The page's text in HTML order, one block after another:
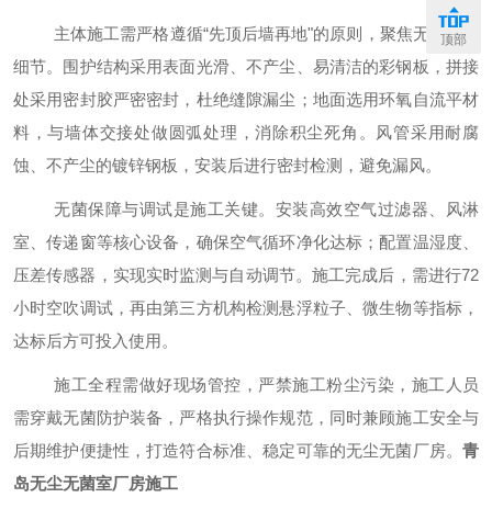
主体施工需严格遵循“先顶后墙再地"的原则，聚焦无菌防护
细节。围护结构采用表面光滑、不产尘、易清洁的彩钢板，拼接
处采用密封胶严密密封，杜绝缝隙漏尘；地面选用环氧自流平材
料，与墙体交接处做圆弧处理，消除积尘死角。风管采用耐腐
蚀、不产尘的镀锌钢板，安装后进行密封检测，避免漏风。
无菌保障与调试是施工关键。安装高效空气过滤器、风淋
室、传递窗等核心设备，确保空气循环净化达标；配置温湿度、
压差传感器，实现实时监测与自动调节。施工完成后，需进行72
小时空吹调试，再由第三方机构检测悬浮粒子、微生物等指标，
达标后方可投入使用。
施工全程需做好现场管控，严禁施工粉尘污染，施工人员
需穿戴无菌防护装备，严格执行操作规范，同时兼顾施工安全与
后期维护便捷性，打造符合标准、稳定可靠的无尘无菌厂房。 青
岛无尘无菌室厂房施工
顶部